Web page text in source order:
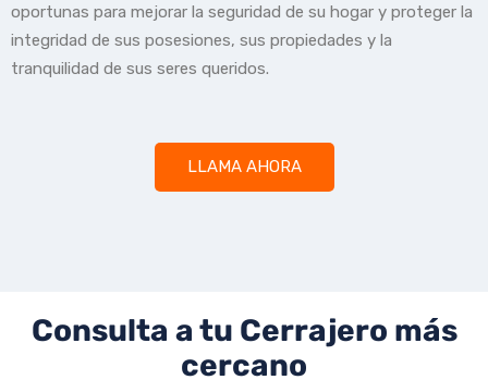
oportunas para mejorar la seguridad de su hogar y proteger la
integridad de sus posesiones, sus propiedades y la
tranquilidad de sus seres queridos.
LLAMA AHORA
Consulta a tu Cerrajero más
cercano